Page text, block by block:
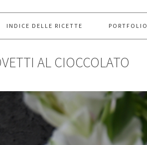
INDICE DELLE RICETTE PORTFOLIO
AL CIOCCOLATO